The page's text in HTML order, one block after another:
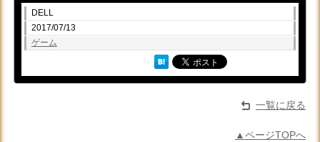
DELL
2017/07/13
ゲーム
一覧に戻る
▲ページTOPへ